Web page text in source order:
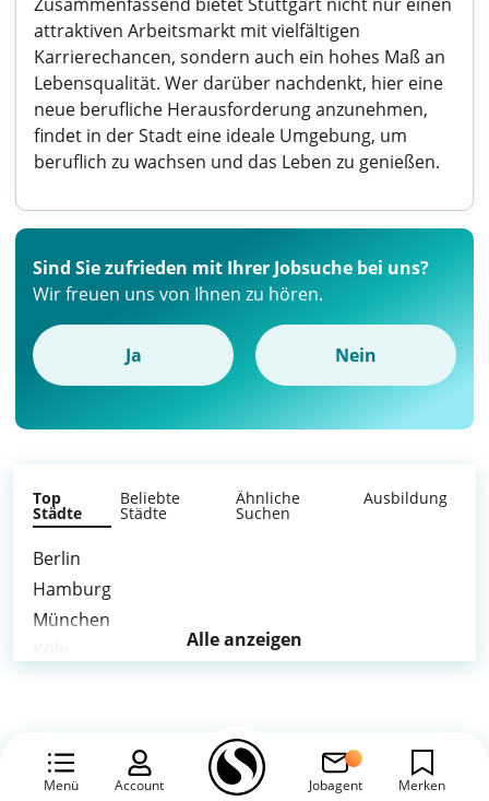
attraktiven Arbeitsmarkt mit vielfältigen
Karrierechancen, sondern auch ein hohes Maß an
Lebensqualität. Wer darüber nachdenkt, hier eine
neue berufliche Herausforderung anzunehmen,
findet in der Stadt eine ideale Umgebung, um
beruflich zu wachsen und das Leben zu genießen.
Menü Account Jobagent Merken
Sind Sie zufrieden mit Ihrer Jobsuche bei uns?
Wir freuen uns von Ihnen zu hören.
Ja Nein
Top
Städte
Beliebte
Städte
Ähnliche
Suchen
Ausbildung
Berlin
Hamburg
München
Dortmund
Alle anzeigen